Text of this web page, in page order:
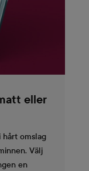
eller
omslag
Välj
en